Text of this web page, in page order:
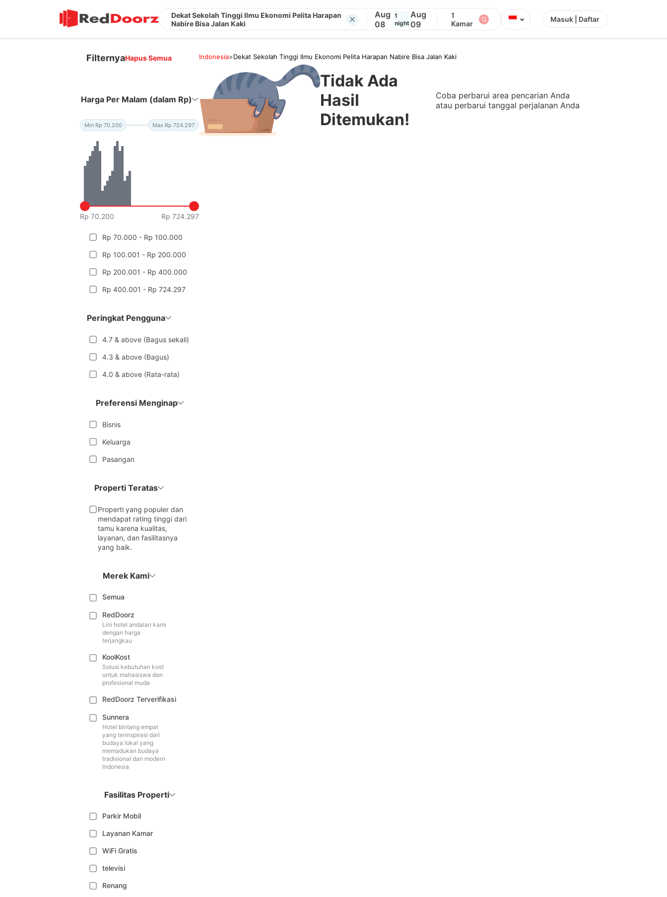
Dekat Sekolah Tinggi Ilmu Ekonomi Pelita Harapan
Nabire Bisa Jalan Kaki
Aug
08
1
night
Aug
09
1
Kamar
⌄ Masuk | Daftar
FilternyaHapus Semua
Harga Per Malam (dalam Rp)
Min Rp 70.200 Max Rp 724.297
Rp 70.200 Rp 724.297
Rp 70.000 - Rp 100.000
Rp 100.001 - Rp 200.000
Rp 200.001 - Rp 400.000
Rp 400.001 - Rp 724.297
Peringkat Pengguna
4.7 & above (Bagus sekali)
4.3 & above (Bagus)
4.0 & above (Rata-rata)
Preferensi Menginap
Bisnis
Keluarga
Pasangan
Properti Teratas
Properti yang populer dan
mendapat rating tinggi dari
tamu karena kualitas,
layanan, dan fasilitasnya
yang baik.
Merek Kami
Semua
RedDoorz
Lini hotel andalan kami
dengan harga
terjangkau
KoolKost
Solusi kebutuhan kost
untuk mahasiswa dan
profesional muda
RedDoorz Terverifikasi
Sunnera
Hotel bintang empat
yang terinspirasi dari
budaya lokal yang
memadukan budaya
tradisional dan modern
Indonesia
Fasilitas Properti
Parkir Mobil
Layanan Kamar
WiFi Gratis
televisi
Renang
Indonesia>Dekat Sekolah Tinggi Ilmu Ekonomi Pelita Harapan Nabire Bisa Jalan Kaki
Tidak Ada
Hasil
Ditemukan!
Coba perbarui area pencarian Anda
atau perbarui tanggal perjalanan Anda